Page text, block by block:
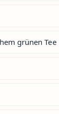
grünen Tee